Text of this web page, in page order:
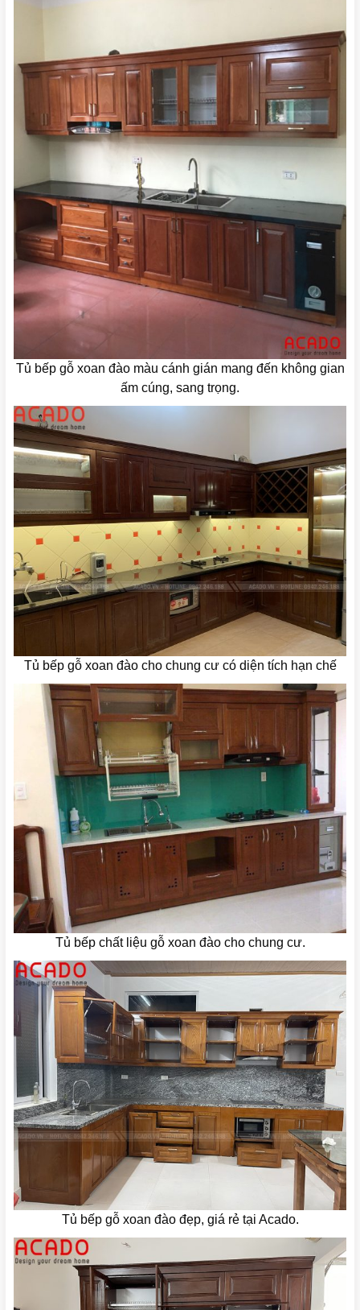
Tủ bếp gỗ xoan đào màu cánh gián mang đến không gian
ấm cúng, sang trọng.
Tủ bếp gỗ xoan đào cho chung cư có diện tích hạn chế
Tủ bếp chất liệu gỗ xoan đào cho chung cư.
Tủ bếp gỗ xoan đào đẹp, giá rẻ tại Acado.